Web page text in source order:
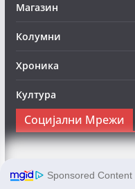
Магазин
Колумни
Хроника
Култура
Социјални Мрежи